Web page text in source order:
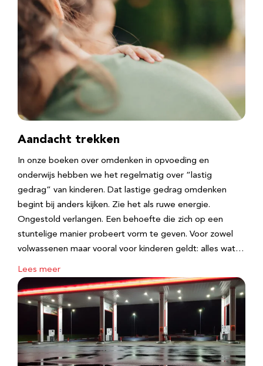
Aandacht trekken
In onze boeken over omdenken in opvoeding en
onderwijs hebben we het regelmatig over “lastig
gedrag” van kinderen. Dat lastige gedrag omdenken
begint bij anders kijken. Zie het als ruwe energie.
Ongestold verlangen. Een behoefte die zich op een
stuntelige manier probeert vorm te geven. Voor zowel
volwassenen maar vooral voor kinderen geldt: alles wat…
Lees meer